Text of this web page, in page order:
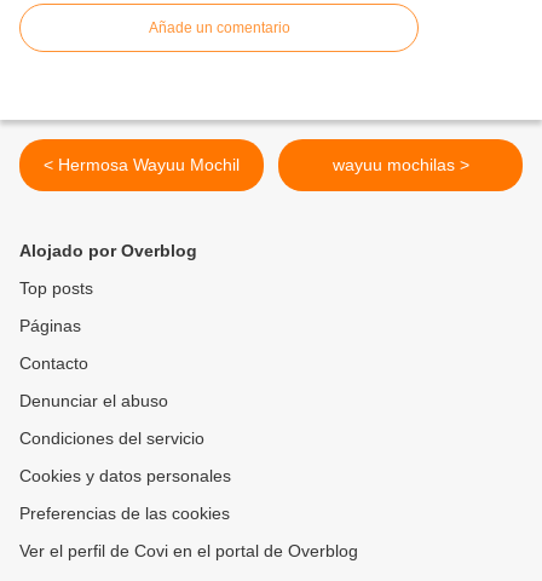
Añade un comentario
< Hermosa Wayuu Mochil wayuu mochilas >
Alojado por Overblog
Top posts
Páginas
Contacto
Denunciar el abuso
Condiciones del servicio
Cookies y datos personales
Preferencias de las cookies
Ver el perfil de Covi en el portal de Overblog